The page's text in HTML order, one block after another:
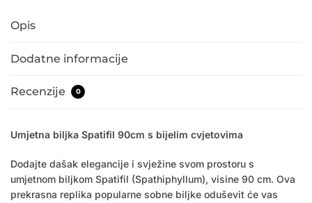
Opis
Dodatne informacije
Recenzije 0
Umjetna biljka Spatifil 90cm s bijelim cvjetovima
Dodajte dašak elegancije i svježine svom prostoru s
umjetnom biljkom Spatifil (Spathiphyllum), visine 90 cm. Ova
prekrasna replika popularne sobne biljke oduševit će vas